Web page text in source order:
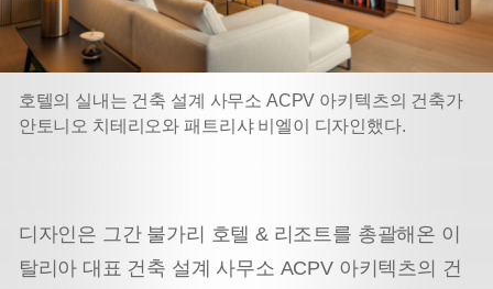
호텔의 실내는 건축 설계 사무소 ACPV 아키텍츠의 건축가
안토니오 치테리오와 패트리샤 비엘이 디자인했다.
디자인은 그간 불가리 호텔 & 리조트를 총괄해온 이
탈리아 대표 건축 설계 사무소 ACPV 아키텍츠의 건